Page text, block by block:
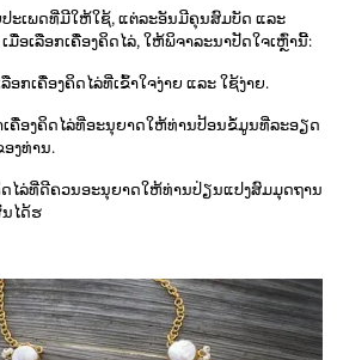
ປະເພດທີ່ມີໃຫ້ໃຊ້, ແຕ່ລະອັນມີຄຸນສົມບັດ ແລະ
ອເລືອກເຄື່ອງຄິດໄລ່, ໃຫ້ພິຈາລະນາປັດໃຈເຫຼົ່ານີ້:
ອກເຄື່ອງຄິດໄລ່ທີ່ເຂົ້າໃຈງ່າຍ ແລະ ໃຊ້ງ່າຍ.
ຄື່ອງຄິດໄລ່ທີ່ອະນຸຍາດໃຫ້ທ່ານປ້ອນຂໍ້ມູນທີ່ລະອຽດ
ງທ່ານ.
ໄລ່ທີ່ດີຄວນອະນຸຍາດໃຫ້ທ່ານປ່ຽນແປງສົມມຸດຖານ
ໄດ້ຮ